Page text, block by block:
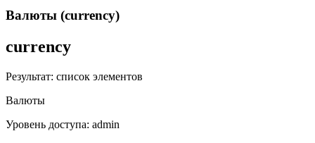
Валюты (currency)
currency
Результат: список элементов
Валюты
Уровень доступа: admin